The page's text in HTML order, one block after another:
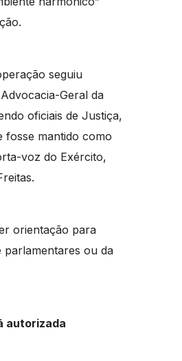
seguiu
Geral da
oficiais de Justiça,
fosse mantido como
voz do Exército,
orientação para
parlamentares ou da
autorizada